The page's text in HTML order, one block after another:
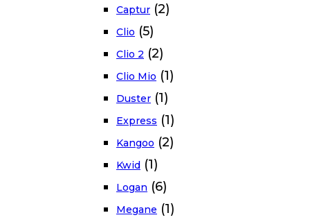
Captur (2)
Clio (5)
Clio 2 (2)
Clio Mio (1)
Duster (1)
Express (1)
Kangoo (2)
Kwid (1)
Logan (6)
Megane (1)